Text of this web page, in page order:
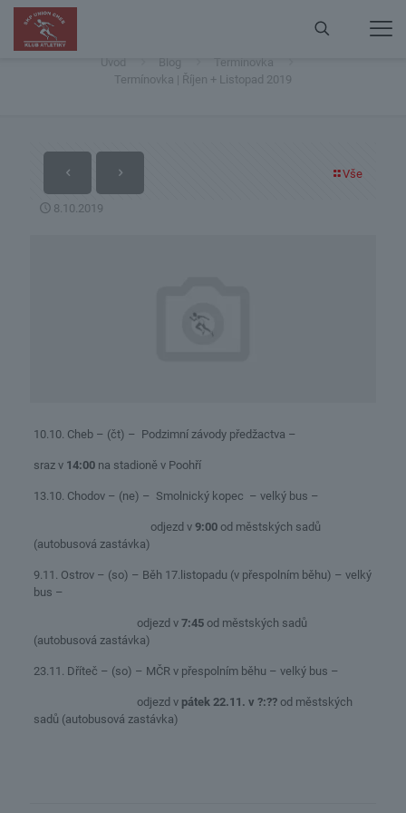
Úvod Blog
Termínovka
Termínovka | Říjen + Listopad 2019
Vše
8.10.2019
10.10. Cheb – (čt) – Podzimní závody předžactva –
sraz v 14:00na stadioně v Poohří
13.10. Chodov – (ne) – Smolnický kopec – velký bus –
odjezd v 9:00od městských sadů
(autobusová zastávka)
9.11. Ostrov – (so) – Běh 17.listopadu (v přespolním běhu) – velký
bus –
odjezd v 7:45od městských sadů
(autobusová zastávka)
23.11. Dříteč – (so) – MČR v přespolním běhu – velký bus –
odjezd v pátek 22.11. v ?:??od městských
sadů (autobusová zastávka)